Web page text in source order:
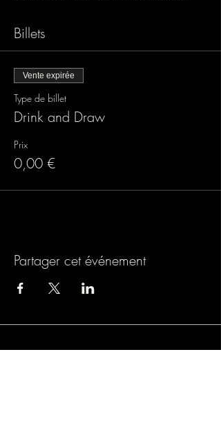
Billets
Vente expirée
Type de billet
Drink and Draw
Prix
0,00 €
Partager cet événement